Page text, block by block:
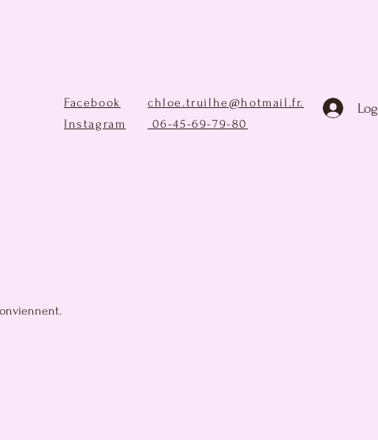
Facebook
Instagram
chloe.truilhe@hotmail.fr.
06-45-69-79-80